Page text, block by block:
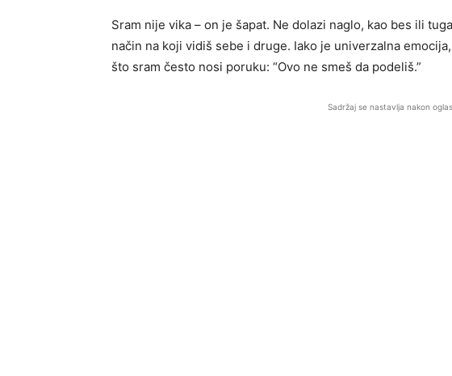
Sram nije vika – on je šapat. Ne dolazi naglo, kao bes ili
način na koji vidiš sebe i druge. Iako je univerzalna
što sram često nosi poruku: “Ovo ne smeš da podeliš.”
Sadržaj se nastavlja nakon